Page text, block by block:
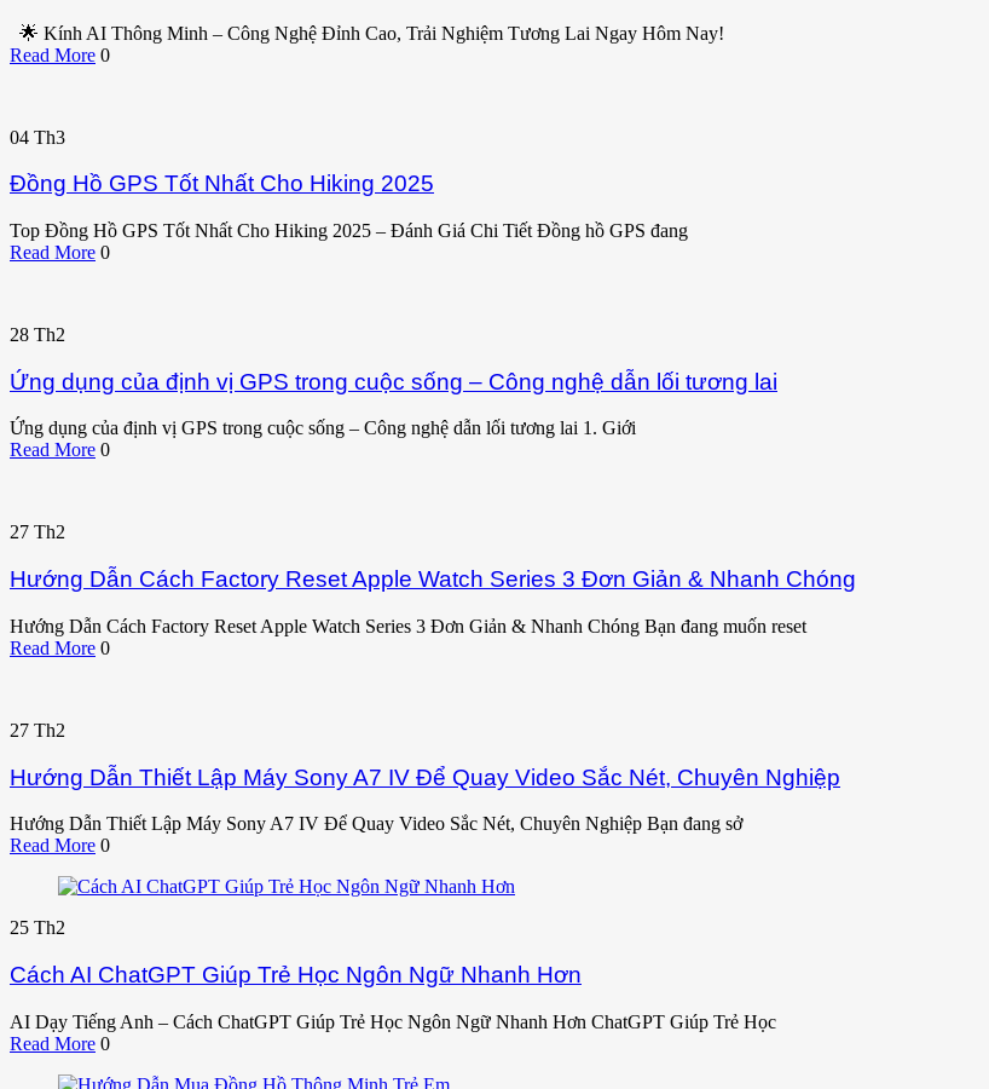
🌟 Kính AI Thông Minh – Công Nghệ Đỉnh Cao, Trải Nghiệm Tương Lai Ngay Hôm Nay!
Read More 0
04 Th3
Đồng Hồ GPS Tốt Nhất Cho Hiking 2025
Top Đồng Hồ GPS Tốt Nhất Cho Hiking 2025 – Đánh Giá Chi Tiết Đồng hồ GPS đang
Read More 0
28 Th2
Ứng dụng của định vị GPS trong cuộc sống – Công nghệ dẫn lối tương lai
Ứng dụng của định vị GPS trong cuộc sống – Công nghệ dẫn lối tương lai 1. Giới
Read More 0
27 Th2
Hướng Dẫn Cách Factory Reset Apple Watch Series 3 Đơn Giản & Nhanh Chóng
Hướng Dẫn Cách Factory Reset Apple Watch Series 3 Đơn Giản & Nhanh Chóng Bạn đang muốn reset
Read More 0
27 Th2
Hướng Dẫn Thiết Lập Máy Sony A7 IV Để Quay Video Sắc Nét, Chuyên Nghiệp
Hướng Dẫn Thiết Lập Máy Sony A7 IV Để Quay Video Sắc Nét, Chuyên Nghiệp Bạn đang sở
Read More 0
25 Th2
Cách AI ChatGPT Giúp Trẻ Học Ngôn Ngữ Nhanh Hơn
AI Dạy Tiếng Anh – Cách ChatGPT Giúp Trẻ Học Ngôn Ngữ Nhanh Hơn ChatGPT Giúp Trẻ Học
Read More 0